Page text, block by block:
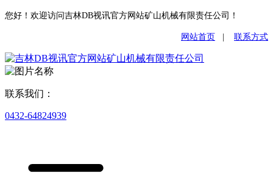
您好！欢迎访问吉林DB视讯官方网站矿山机械有限责任公司！
网站首页 联系方式
联系我们：
0432-64824939